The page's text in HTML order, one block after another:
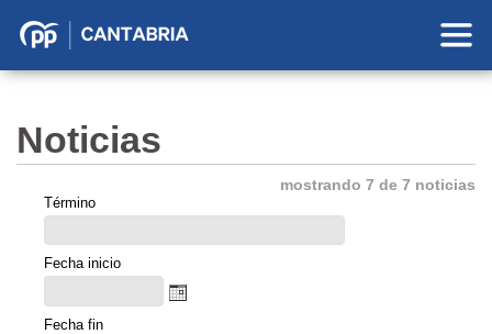
Partido
Cantabria
Noticias
mostrando 7 de 7 noticias
Término
Fecha inicio
Fecha fin